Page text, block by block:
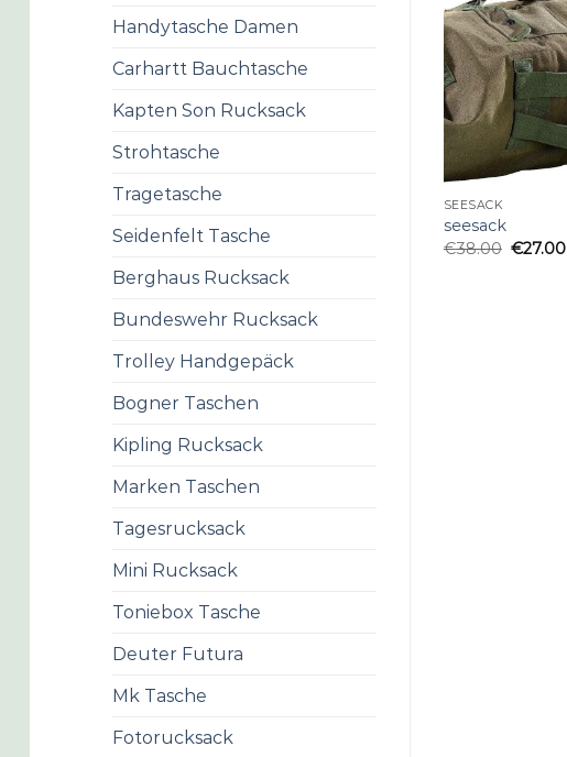
Handytasche Damen
Carhartt Bauchtasche
Kapten Son Rucksack
Strohtasche
Tragetasche
Seidenfelt Tasche
Berghaus Rucksack
Bundeswehr Rucksack
Trolley Handgepäck
Bogner Taschen
Kipling Rucksack
Marken Taschen
Tagesrucksack
Mini Rucksack
Toniebox Tasche
Deuter Futura
Mk Tasche
Fotorucksack
SEESACK
seesack
€38.00 €27.00